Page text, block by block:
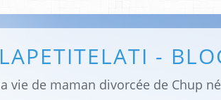
LAPETITELATI -